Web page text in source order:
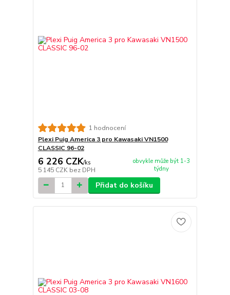
1 hodnocení
Plexi Puig America 3 pro Kawasaki VN1500
CLASSIC 96-02
6 226 CZK/ks
5 145 CZK bez DPH
obvykle může být 1-3
týdny
Přidat do košíku